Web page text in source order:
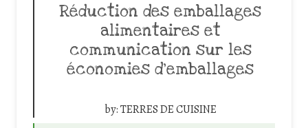
Réduction des emballages
alimentaires et
communication sur les
économies d’emballages
by:TERRES DE CUISINE